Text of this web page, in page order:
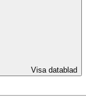
Visa datablad